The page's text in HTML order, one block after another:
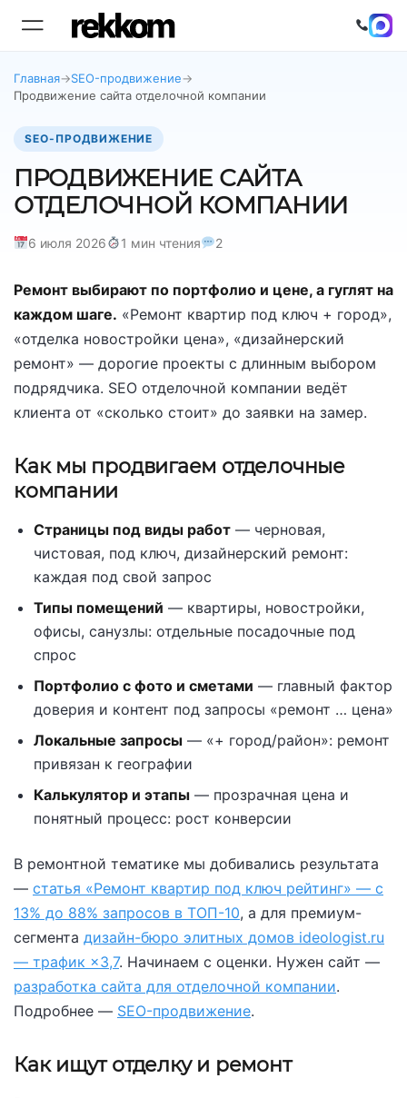
Главная→SEO-продвижение→
Продвижение сайта отделочной компании
SEO-ПРОДВИЖЕНИЕ
ПРОДВИЖЕНИЕ САЙТА
ОТДЕЛОЧНОЙ КОМПАНИИ
6 июля 2026 1 мин чтения 2
Ремонт выбирают по портфолио и цене, а гуглят на
каждом шаге. «Ремонт квартир под ключ + город»,
«отделка новостройки цена», «дизайнерский
ремонт» — дорогие проекты с длинным выбором
подрядчика. SEO отделочной компании ведёт
клиента от «сколько стоит» до заявки на замер.
Как мы продвигаем отделочные
компании
Страницы под виды работ — черновая,
чистовая, под ключ, дизайнерский ремонт:
каждая под свой запрос
Типы помещений — квартиры, новостройки,
офисы, санузлы: отдельные посадочные под
спрос
Портфолио с фото и сметами — главный фактор
доверия и контент под запросы «ремонт … цена»
Локальные запросы — «+ город/район»: ремонт
привязан к географии
Калькулятор и этапы — прозрачная цена и
понятный процесс: рост конверсии
В ремонтной тематике мы добивались результата
— статья «Ремонт квартир под ключ рейтинг» — с
13% до 88% запросов в ТОП-10, а для премиум-
сегмента дизайн-бюро элитных домов ideologist.ru
— трафик ×3,7. Начинаем с оценки. Нужен сайт —
разработка сайта для отделочной компании.
Подробнее — SEO-продвижение.
Как ищут отделку и ремонт